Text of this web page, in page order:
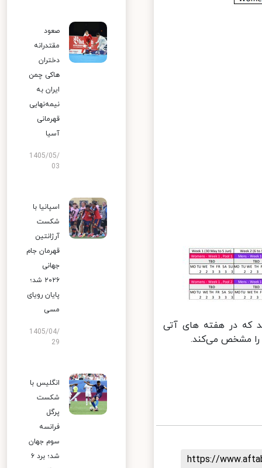
می رسد که در هفته های آتی
را مشخص می‌کند.
https://
صعود
مقتدرانه
دختران
هاکی چمن
ایران به
نیمه‌نهایی
قهرمانی
آسیا
1405/05/
03
اسپانیا با
شکست
آرژانتین
قهرمان جام
جهانی
۲۰۲۶ شد؛
پایان رویای
مسی
1405/04/
29
انگلیس با
شکست
پرگل
فرانسه
سوم جهان
شد؛ برد ۶